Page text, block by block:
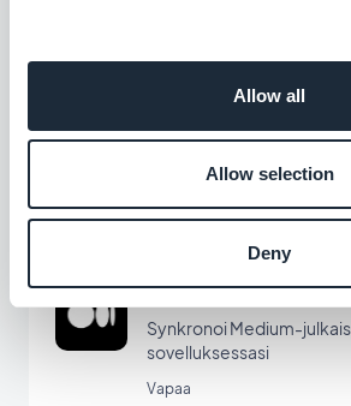
Allow all
Allow selection
Deny
CMS Tietoja
Esittele itsesi erityisellä
Medium
Synkronoi Medium-
sovelluksessasi
Vapaa